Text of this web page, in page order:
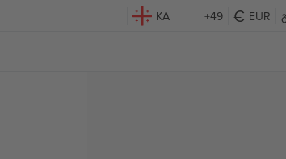
KA +49 EUR